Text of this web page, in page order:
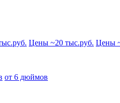
Цены ~20 тыс.руб. Цены
от 6 дюймов